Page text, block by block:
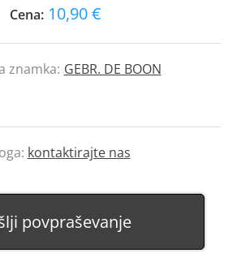
Cena: 10,90 €
znamka: GEBR. DE BOON
kontaktirajte nas
povpraševanje